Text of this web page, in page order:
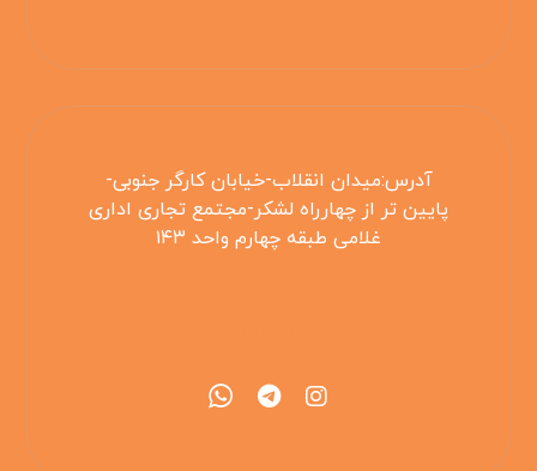
آدرس:میدان انقلاب-خیابان کارگر جنوبی-
پایین تر از چهارراه لشکر-مجتمع تجاری اداری
غلامی طبقه چهارم واحد ۱۴۳